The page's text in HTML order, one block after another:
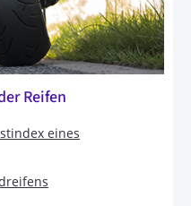
Reifen
eines